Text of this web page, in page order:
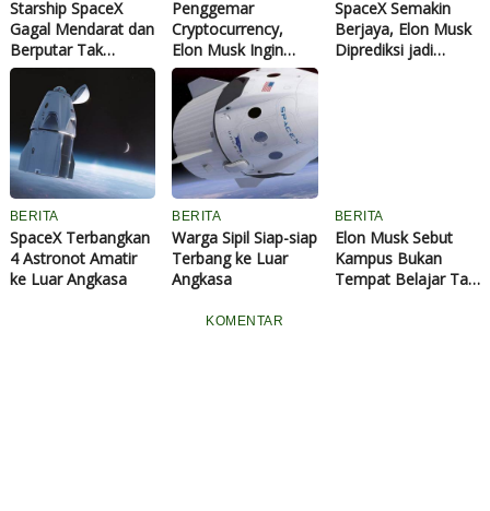
Starship SpaceX
Gagal Mendarat dan
Berputar Tak
Terkendali dalam Uji
Terbang Kesembilan
Penggemar
Cryptocurrency,
Elon Musk Ingin
Bangun Kampus
Bayar Pakai
Dogecoin
SpaceX Semakin
Berjaya, Elon Musk
Diprediksi jadi
BERITA
SpaceX Terbangkan
4 Astronot Amatir
ke Luar Angkasa
BERITA
Warga Sipil Siap-siap
Terbang ke Luar
Angkasa
BERITA
Elon Musk Sebut
Kampus Bukan
Tempat Belajar Tapi
KOMENTAR